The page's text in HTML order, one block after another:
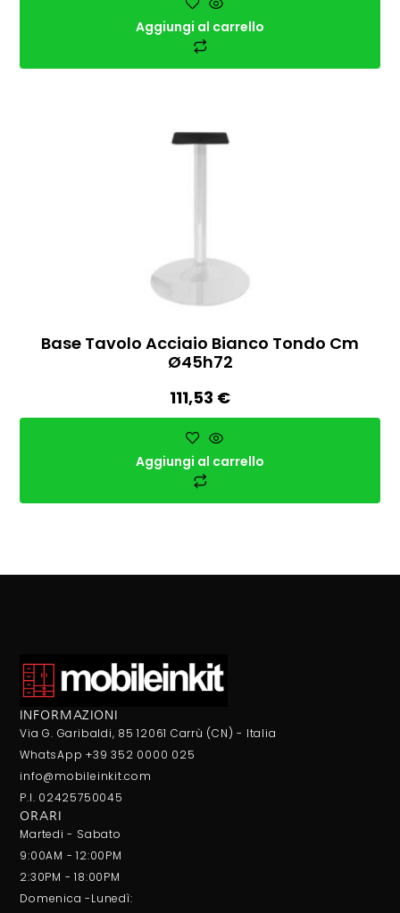
Aggiungi al carrello
Base Tavolo Acciaio Bianco Tondo Cm
Ø45h72
111,53 €
Aggiungi al carrello
INFORMAZIONI
Via G. Garibaldi, 85 12061 Carrù (CN) - Italia
WhatsApp +39 352 0000 025
info@mobileinkit.com
P.I. 02425750045
ORARI
Martedi - Sabato
9:00AM - 12:00PM
2:30PM - 18:00PM
Domenica -Lunedì: